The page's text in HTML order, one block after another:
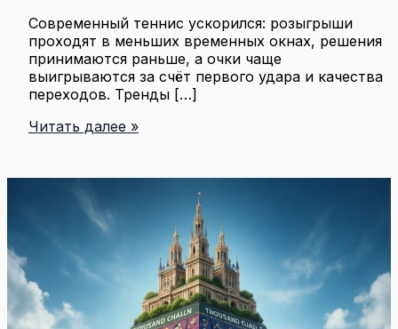
Современный теннис ускорился: розыгрыши
проходят в меньших временных окнах, решения
принимаются раньше, а очки чаще
выигрываются за счёт первого удара и качества
переходов. Тренды […]
Тренды
скорость,
атлетизм
Читать далее »